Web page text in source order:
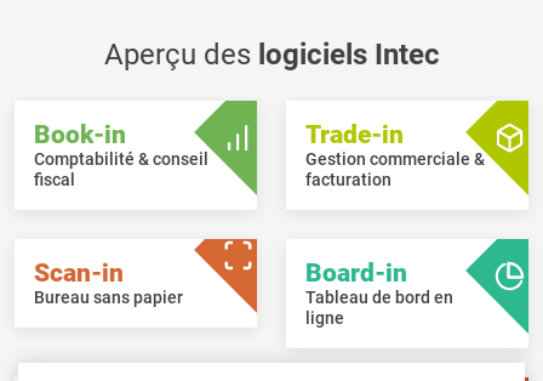
Aperçu des logiciels Intec
Book-in
Comptabilité & conseil
fiscal
Trade-in
Gestion commerciale &
facturation
Scan-in
Bureau sans papier
Board-in
Tableau de bord en
ligne